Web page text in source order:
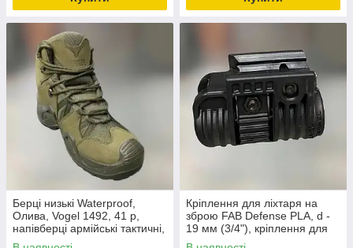
Берці низькі Waterproof,
Олива, Vogel 1492, 41 р,
напівберці армійські тактичні,
легкі військові напівберці (60-
Кріплення для ліхтаря на
зброю FAB Defense PLA, d -
19 мм (3/4"), кріплення для
ЛЦВ, швидкознімне на